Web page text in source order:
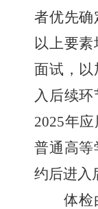
者优先确
以上要
面试，以
入后续
2025年
普通高等
约后进入
体检